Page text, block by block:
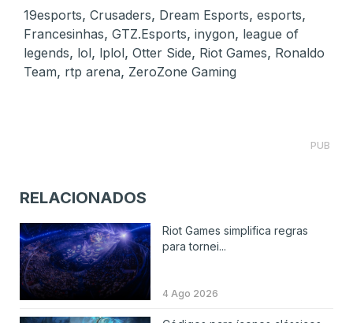
19esports, Crusaders, Dream Esports, esports,
Francesinhas, GTZ.Esports, inygon, league of
legends, lol, lplol, Otter Side, Riot Games, Ronaldo
Team, rtp arena, ZeroZone Gaming
PUB
RELACIONADOS
Riot Games simplifica regras
para tornei...
4 Ago 2026